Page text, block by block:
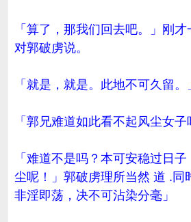
「算了，那我们回去吧。」刚
对郭破虏说。
「就是，就是。此地不可久留。
「郭兄难道如此看不起风尘女子
「难道不是吗？本可安稳过日
尘呢！」郭破虏理所当然 道 .同
非淫即荡，决不可沾染分毫」